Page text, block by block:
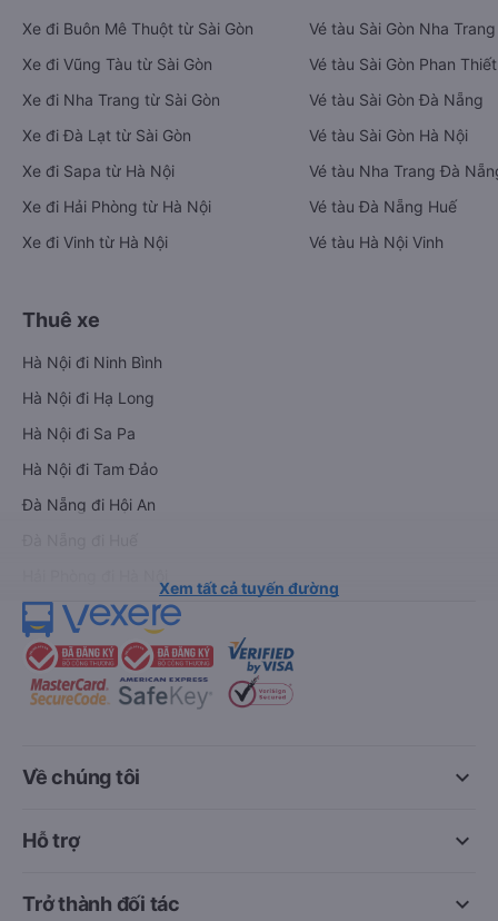
Xe đi Buôn Mê Thuột từ Sài Gòn
Xe đi Vũng Tàu từ Sài Gòn
Xe đi Nha Trang từ Sài Gòn
Xe đi Đà Lạt từ Sài Gòn
Xe đi Sapa từ Hà Nội
Xe đi Hải Phòng từ Hà Nội
Xe đi Vinh từ Hà Nội
Vé tàu Sài Gòn Nha Trang
Vé tàu Sài Gòn Phan Thiết
Vé tàu Sài Gòn Đà Nẵng
Vé tàu Sài Gòn Hà Nội
Vé tàu Nha Trang Đà
Vé tàu Đà Nẵng Huế
Vé tàu Hà Nội Vinh
Thuê xe
Hà Nội đi Ninh Bình
Hà Nội đi Hạ Long
Hà Nội đi Sa Pa
Hà Nội đi Tam Đảo
Đà Nẵng đi Hội An
Xem tất cả tuyến đường
keyboard_arrow_down
Về chúng tôi
keyboard_arrow_down
Hỗ trợ
keyboard_arrow_down
Trở thành đối tác